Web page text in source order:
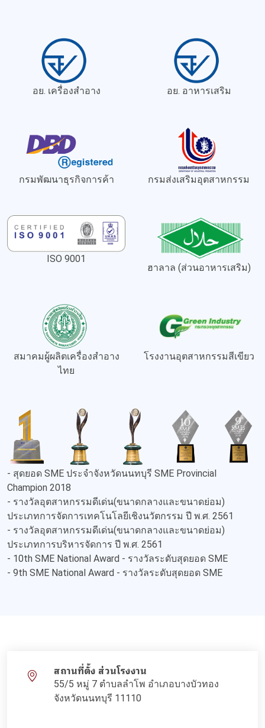
อย. เครื่องสำอาง อย. อาหารเสริม
กรมพัฒนาธุรกิจการค้า กรมส่งเสริมอุตสาหกรรม
ISO 9001
ฮาลาล (ส่วนอาหารเสริม)
สมาคมผู้ผลิตเครื่องสำอาง
ไทย
โรงงานอุตสาหกรรมสีเขียว
- สุดยอด SME ประจำจังหวัดนนทบุรี SME Provincial
Champion 2018
- รางวัลอุตสาหกรรมดีเด่น(ขนาดกลางและขนาดย่อม)
ประเภทการจัดการเทคโนโลยีเชิงนวัตกรรม ปี พ.ศ. 2561
- รางวัลอุตสาหกรรมดีเด่น(ขนาดกลางและขนาดย่อม)
ประเภทการบริหารจัดการ ปี พ.ศ. 2561
- 10th SME National Award - รางวัลระดับสุดยอด SME
- 9th SME National Award - รางวัลระดับสุดยอด SME
สถานที่ตั้ง ส่วนโรงงาน
55/5 หมู่ 7 ตำบลลำโพ อำเภอบางบัวทอง
จังหวัดนนทบุรี 11110